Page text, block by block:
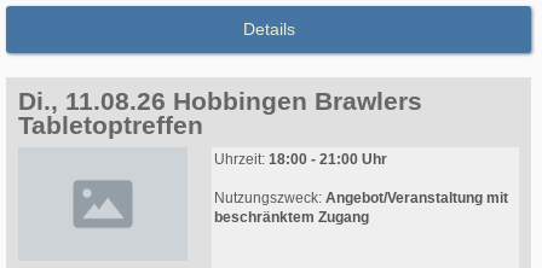
Details
Di., 11.08.26 Hobbingen Brawlers
Tabletoptreffen
Uhrzeit: 18:00 - 21:00 Uhr
Nutzungszweck: Angebot/Veranstaltung mit
beschränktem Zugang